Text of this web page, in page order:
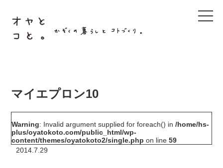
マイエプロン10
Warning: Invalid argument supplied for foreach() in/home/hs-
plus/oyatokoto.com/public_html/wp-
content/themes/oyatokoto2/single.php on line59
2014.7.29
t
o
i
n